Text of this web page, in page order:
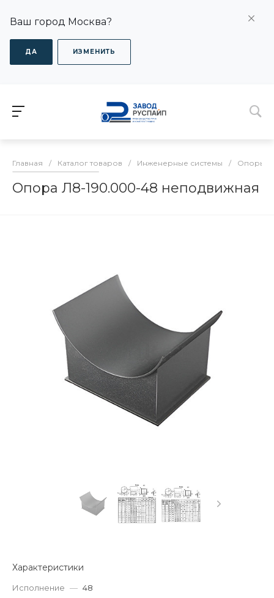
Ваш город Москва?
ДА ИЗМЕНИТЬ
Главная / Каталог товаров / Инженерные системы / Опоры
Опора Л8-190.000-48 неподвижная
Характеристики
Исполнение — 48